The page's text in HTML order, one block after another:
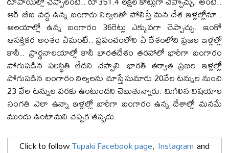
ఆర్ బీఐ వద్ద ఉన్న బంగారు నిల్వలతో పోలిస్తే మన దేశ ఇళ్లల్లోనూ..
ఆలయాల్లో ఉన్న బంగారం 36రెట్లు ఎక్కువగా చెప్పాచ్చు. ఇంకో
ఆసక్తికర అంశం ఏమంటే.. ప్రపంచంలోని ఏ దేశంలోని ప్రజల ఇళ్లల్లో
కానీ.. ప్రార్థనాలయాల్లో కానీ భారతదేశం తరహాలో భారీగా బంగారం
పోగుపడిన పరిస్థితి లేదని చెప్పాలి. భారత్ తర్వాత ప్రజల ఇళ్లల్లో
పోగుపడిన బంగారం నిల్వలను చూస్తే సుమారు 20వేల టన్నుల నుంచి
23 వేల టన్నుల వరకు ఉంటుందని చెబుతున్నారు. మిగిలిన విషయాల
సంగతి ఎలా ఉన్నా ఇళ్లల్లో బారీగా బంగారం ఉన్న దేశాల్లో మనమే
ముందు ఉంటామని చెప్పక తప్పదు.
Click to followTupaki Facebook page, Instagram and